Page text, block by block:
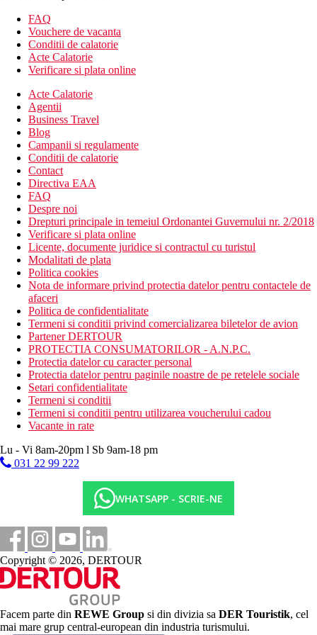
Alte tipuri de camere
facilitatile de mai sus)
Camera dubla, vedere la mare: vedere la mare.
Camera cvadrupla, vedere la gradina: mai spatioasa.
Divertisment
Programe regulate de animatie si divertisment in timpul zilei si
seara, inclusiv discoteca.
Mese
All Inclusive
Mic dejun, pranz si cina tip bufet
O gustare usoara in timpul zilei
Cafea de dupa-amiaza, ceai si prajituri
Bauturi alcoolice si nealcoolice de productie locala (10.00
a.m.–11.00 p.m.)
Plaja
Langa hotel este o plaja cu nisip, cu o intrare treptata in
mare
Sezlonguri si umbrele gratuite, prosoape pentru un depozit
rambursabil
Bar pe plaja
Oferta sportiva
Gratuit: programe de animatie, programe de seara, volei
pe plaja, minigolf, tenis de masa, darts, baschet, mini teren
de fotbal.
Contra cost: fitness, teren de tenis, teren de golf Port El
Kantaoui la aproximativ 3 km de hotel.
Copii
Bazin separat pentru copii, tobogane (iunie-octombrie), loc de
joaca pentru copii, patut gratuit (la cerere).
Mic dejun, pranz si cina tip bufet
O gustare usoara in timpul zilei
Cafea de dupa-amiaza, ceai si prajituri
Bauturi alcoolice si nealcoolice de productie locala (10.00
a.m.–11.00 p.m.)
Carduri
VISA, CE/MC.
Wellness
FAQ
Vouchere de vacanta
Conditii de calatorie
Acte Calatorie
Verificare si plata online
Acte Calatorie
Agentii
Business Travel
Blog
Campanii si regulamente
Conditii de calatorie
Contact
Directiva EAA
FAQ
Despre noi
Drepturi principale in temeiul Ordonantei Guvernului nr. 2/2018
Verificare si plata online
Licente, documente juridice si contractul cu turistul
Modalitati de plata
Politica cookies
Nota de informare privind protectia datelor pentru contactele de
afaceri
Politica de confidentialitate
Termeni si conditii privind comercializarea biletelor de avion
Partener DERTOUR
PROTECTIA CONSUMATORILOR - A.N.P.C.
Protectia datelor cu caracter personal
Protectia datelor pentru paginile noastre de pe retelele sociale
Setari confidentialitate
Termeni si conditii
Termeni si conditii pentru utilizarea voucherului cadou
Vacante in rate
Lu - Vi 8am-20pm l Sb 9am-18 pm
031 22 99 222
WHATSAPP - SCRIE-NE
Copyright © 2026, DERTOUR
Facem parte din REWE Group si din divizia sa DER Touristik, cel
mai mare grup central-european din industria turismului.